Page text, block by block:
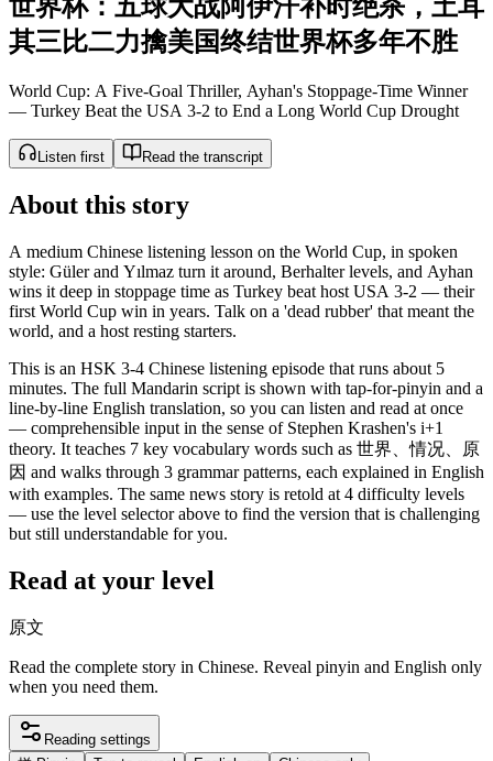
世界杯： 五球大战阿伊汗补时绝杀 ， 土耳
其三比二力擒美国终结世界杯多年不胜
World Cup: A Five-Goal Thriller, Ayhan's Stoppage-Time Winner
— Turkey Beat the USA 3-2 to End a Long World Cup Drought
Listen first Read the transcript
About this story
A medium Chinese listening lesson on the World Cup, in spoken
style: Güler and Yılmaz turn it around, Berhalter levels, and Ayhan
wins it deep in stoppage time as Turkey beat host USA 3-2 — their
first World Cup win in years. Talk on a 'dead rubber' that meant the
world, and a host resting starters.
This is an HSK 3-4 Chinese listening episode that runs about 5
minutes. The full Mandarin script is shown with tap-for-pinyin and a
line-by-line English translation, so you can listen and read at once
— comprehensible input in the sense of Stephen Krashen's i+1
theory. It teaches 7 key vocabulary words such as 世界、情况、原
因 and walks through 3 grammar patterns, each explained in English
with examples. The same news story is retold at 4 difficulty levels
— use the level selector above to find the version that is challenging
but still understandable for you.
Read at your level
原文
Read the complete story in Chinese. Reveal pinyin and English only
when you need them.
Reading settings